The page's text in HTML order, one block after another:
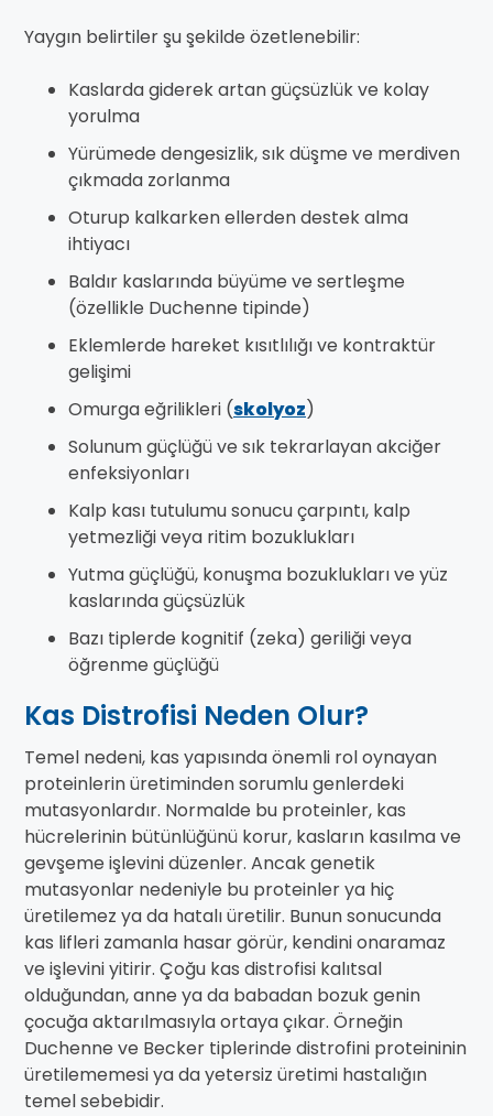
Yaygın belirtiler şu şekilde özetlenebilir:
Kaslarda giderek artan güçsüzlük ve kolay
yorulma
Yürümede dengesizlik, sık düşme ve merdiven
çıkmada zorlanma
Oturup kalkarken ellerden destek alma
ihtiyacı
Baldır kaslarında büyüme ve sertleşme
(özellikle Duchenne tipinde)
Eklemlerde hareket kısıtlılığı ve kontraktür
gelişimi
Omurga eğrilikleri (skolyoz)
Solunum güçlüğü ve sık tekrarlayan akciğer
enfeksiyonları
Kalp kası tutulumu sonucu çarpıntı, kalp
yetmezliği veya ritim bozuklukları
Yutma güçlüğü, konuşma bozuklukları ve yüz
kaslarında güçsüzlük
Bazı tiplerde kognitif (zeka) geriliği veya
öğrenme güçlüğü
Kas Distrofisi Neden Olur?
Temel nedeni, kas yapısında önemli rol oynayan
proteinlerin üretiminden sorumlu genlerdeki
mutasyonlardır. Normalde bu proteinler, kas
hücrelerinin bütünlüğünü korur, kasların kasılma ve
gevşeme işlevini düzenler. Ancak genetik
mutasyonlar nedeniyle bu proteinler ya hiç
üretilemez ya da hatalı üretilir. Bunun sonucunda
kas lifleri zamanla hasar görür, kendini onaramaz
ve işlevini yitirir. Çoğu kas distrofisi kalıtsal
olduğundan, anne ya da babadan bozuk genin
çocuğa aktarılmasıyla ortaya çıkar. Örneğin
Duchenne ve Becker tiplerinde distrofini proteininin
üretilememesi ya da yetersiz üretimi hastalığın
temel sebebidir.